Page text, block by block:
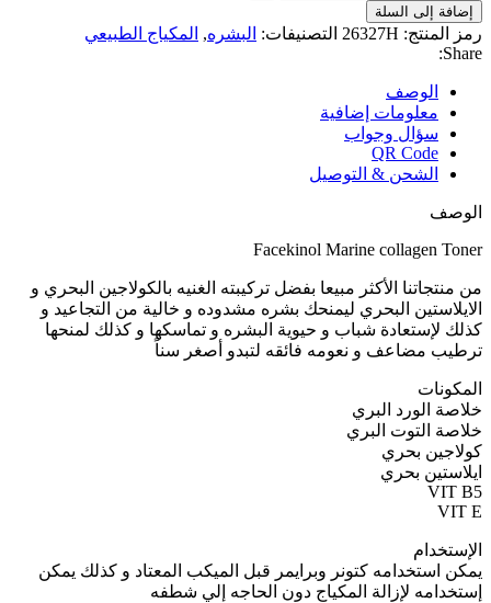
إضافة إلى السلة
رمز المنتج: 26327H التصنيفات: البشره, المكياج الطبيعي
Share:
الوصف
معلومات إضافية
سؤال وجواب
QR Code
الشحن & التوصيل
الوصف
Facekinol Marine collagen Toner
من منتجاتنا الأكثر مبيعا بفضل تركيبته الغنيه بالكولاجين البحري و
الايلاستين البحري ليمنحك بشره مشدوده و خالية من التجاعيد و
كذلك لإستعادة شباب و حيوية البشره و تماسكها و كذلك لمنحها
ترطيب مضاعف و نعومه فائقه لتبدو أصغر سناً
المكونات
خلاصة الورد البري
خلاصة التوت البري
كولاجين بحري
ايلاستين بحري
VIT B5
VIT E
الإستخدام
يمكن استخدامه كتونر وبرايمر قبل الميكب المعتاد و كذلك يمكن
إستخدامه لإزالة المكياج دون الحاجه إلي شطفه